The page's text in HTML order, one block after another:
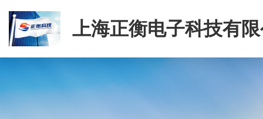
上海正衡电子科技有